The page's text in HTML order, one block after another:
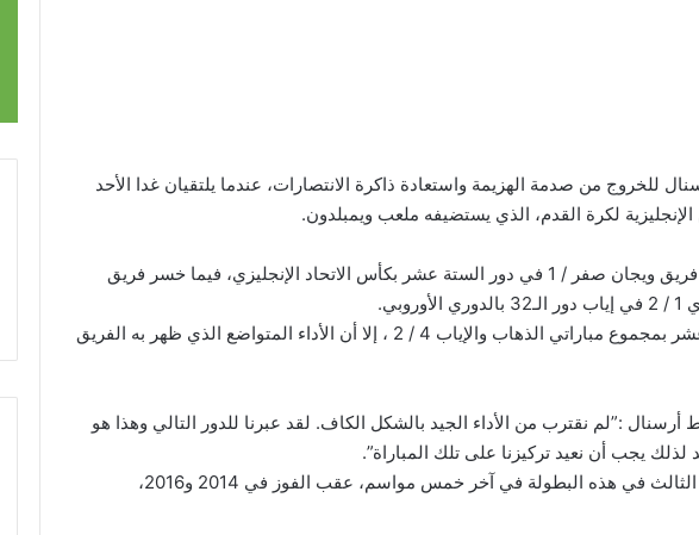
للخروج من صدمة الهزيمة واستعادة ذاكرة الانتصارات، عندما يلتقيان غدا الأحد
لكرة القدم، الذي يستضيفه ملعب ويمبلدون.
وكان مانشستر سيتي خسر أمام فريق ويجان صفر / 1 في دور الستة عشر بكأس الاتحاد الإنجليزي، فيما خسر فريق
وبينما تأهل أرسنال لدور الستة عشر بمجموع مباراتي الذهاب والإياب 4 / 2 ، إلا أن الأداء المتواضع الذي ظهر به الفريق
:”لم نقترب من الأداء الجيد بالشكل الكاف. لقد عبرنا للدور التالي وهذا هو
لذلك يجب أن نعيد تركيزنا على تلك المباراة”.
ويبحث مانشستر سيتي عن لقبه الثالث في هذه البطولة في آخر خمس مواسم، عقب الفوز في 2014 و2016،